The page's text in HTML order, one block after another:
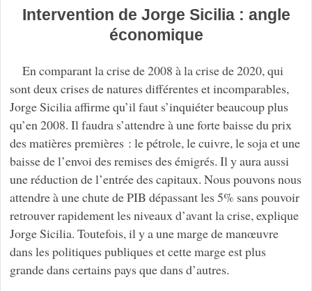
Intervention de Jorge Sicilia : angle
économique
En comparant la crise de 2008 à la crise de 2020, qui
sont deux crises de natures différentes et incomparables,
Jorge Sicilia affirme qu’il faut s’inquiéter beaucoup plus
qu’en 2008. Il faudra s’attendre à une forte baisse du prix
des matières premières : le pétrole, le cuivre, le soja et une
baisse de l’envoi des remises des émigrés. Il y aura aussi
une réduction de l’entrée des capitaux. Nous pouvons nous
attendre à une chute de PIB dépassant les 5% sans pouvoir
retrouver rapidement les niveaux d’avant la crise, explique
Jorge Sicilia. Toutefois, il y a une marge de manœuvre
dans les politiques publiques et cette marge est plus
grande dans certains pays que dans d’autres.